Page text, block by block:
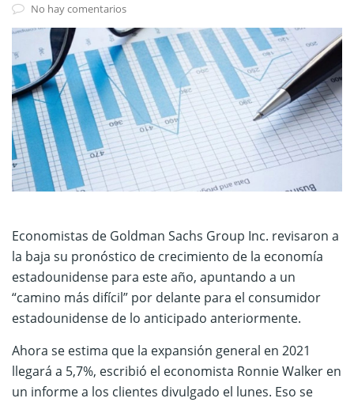
No hay comentarios
Economistas de Goldman Sachs Group Inc. revisaron a
la baja su pronóstico de crecimiento de la economía
estadounidense para este año, apuntando a un
“camino más difícil” por delante para el consumidor
estadounidense de lo anticipado anteriormente.
Ahora se estima que la expansión general en 2021
llegará a 5,7%, escribió el economista Ronnie Walker en
un informe a los clientes divulgado el lunes. Eso se